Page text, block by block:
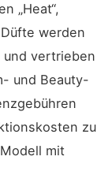
„Heat“,
Düfte werden
vertrieben
und Beauty-
zu
mit